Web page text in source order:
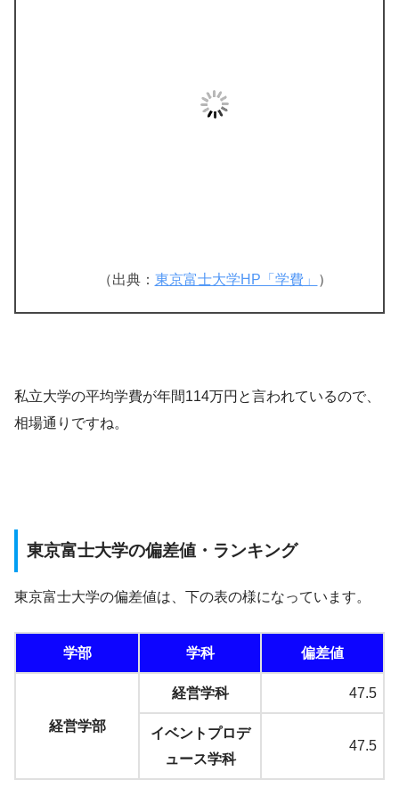
（出典： 東京富士大学HP「学費」 ）
私立大学の平均学費が年間114万円と言われているので、
相場通りですね。
東京富士大学の偏差値・ランキング
東京富士大学の偏差値は、下の表の様になっています。
学部 学科 偏差値
経営学部
経営学科 47.5
イベントプロデ
ュース学科
47.5